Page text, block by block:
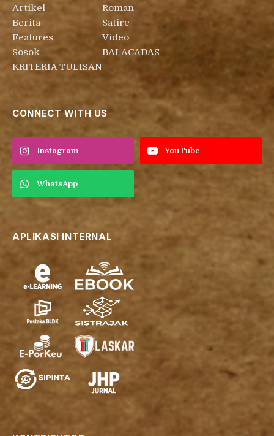
Artikel
Berita
Features
Sosok
KRITERIA TULISAN
Roman
Satire
Video
BALACADAS
CONNECT WITH US
Instagram YouTube
WhatsApp
APLIKASI INTERNAL